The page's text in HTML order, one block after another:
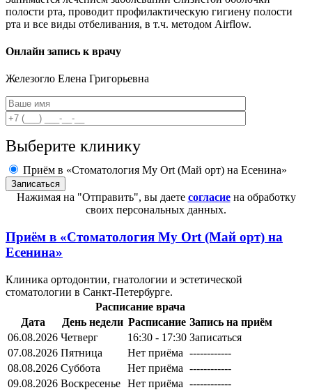
полости рта, проводит профилактическую гигиену полости
рта и все виды отбеливания, в т.ч. методом Airflow.
Онлайн запись к врачу
Железогло Елена Григорьевна
Выберите клинику
Приём в «Стоматология My Ort (Май орт) на Есенина»
Нажимая на "Отправить", вы даете согласиена обработку
своих персональных данных.
Приём в «Стоматология My Ort (Май орт) на
Есенина»
Клиника ортодонтии, гнатологии и эстетической
стоматологии в Санкт-Петербурге.
Расписание врача
Дата
День недели Расписание Запись на приём
06.08.2026 Четверг 16:30 - 17:30 Записаться
07.08.2026 Пятница Нет приёма ------------
08.08.2026 Суббота Нет приёма ------------
09.08.2026 Воскресенье Нет приёма ------------